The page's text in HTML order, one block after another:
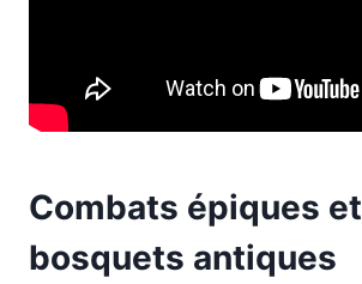
Combats épiques et
bosquets antiques